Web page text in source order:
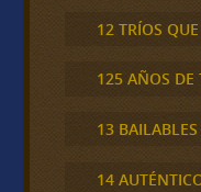
12 TRÍOS
125 AÑOS DE
13
14